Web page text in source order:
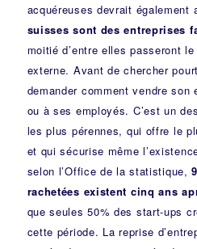
acquéreuses devrait également
suisses sont des entreprises
moitié d’entre elles passeront
externe. Avant de chercher
demander comment vendre
ou à ses employés. C’est un
les plus pérennes, qui offre le
et qui sécurise même
selon l’Office de la statistique,
rachetées existent cinq ans
que seules 50% des start-ups
cette période. La reprise